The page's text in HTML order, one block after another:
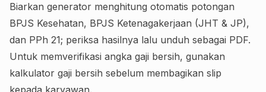
Biarkan generator menghitung otomatis potongan
BPJS Kesehatan, BPJS Ketenagakerjaan (JHT & JP),
dan PPh 21; periksa hasilnya lalu unduh sebagai PDF.
Untuk memverifikasi angka gaji bersih, gunakan
kalkulator gaji bersih sebelum membagikan slip
kepada karyawan.